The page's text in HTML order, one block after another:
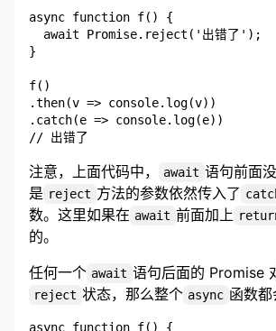
async function f() {
  await Promise.reject('出错了');
}
f()
.then(v => console.log(v))
.catch(e => console.log(e))
注意，上面代码中， await 语句前面
是 reject 方法的参数依然传入了
数。这里如果在 await 前面加上
的。
任何一个 await 语句后面的 Promise
reject 状态，那么整个 async 函数都
async function f() {